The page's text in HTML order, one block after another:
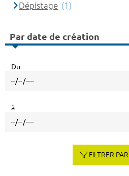
Dépistage (1)
Par date de création
Du
à
FILTRER